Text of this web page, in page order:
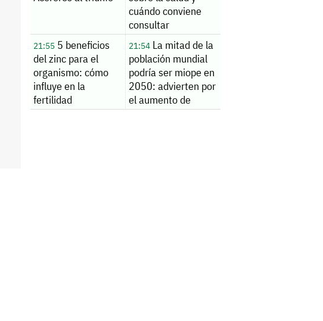
cuándo conviene
consultar
21:55 5 beneficios
del zinc para el
organismo: cómo
influye en la
fertilidad
21:54La mitad de la
población mundial
podría ser miope en
2050: advierten por
el aumento de
casos